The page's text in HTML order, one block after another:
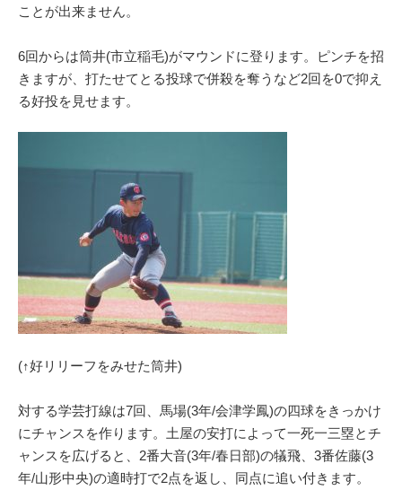
ことが出来ません。
6回からは筒井(市立稲毛)がマウンドに登ります。ピンチを招
きますが、打たせてとる投球で併殺を奪うなど2回を0で抑え
る好投を見せます。
(↑好リリーフをみせた筒井)
対する学芸打線は7回、馬場(3年/会津学鳳)の四球をきっかけ
にチャンスを作ります。土屋の安打によって一死一三塁とチ
ャンスを広げると、2番大音(3年/春日部)の犠飛、3番佐藤(3
年/山形中央)の適時打で2点を返し、同点に追い付きます。